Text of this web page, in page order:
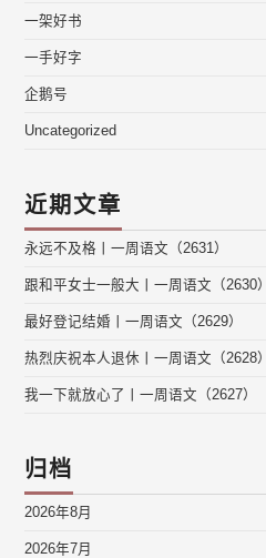
一架好书
一手好字
企鹅号
Uncategorized
近期文章
永远不及格丨一周语文（2631）
跟和平女士一般大丨一周语文（2630）
最好登记结婚丨一周语文（2629）
热烈庆祝本人退休丨一周语文（2628）
我一下就放心了丨一周语文（2627）
归档
2026年8月
2026年7月